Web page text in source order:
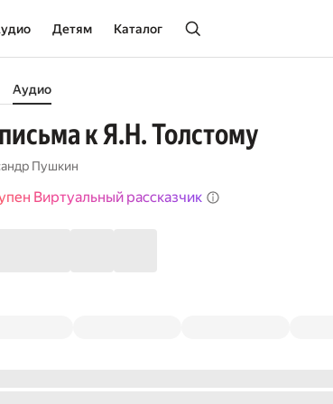
Детям Каталог
Аудио
к Я.Н. Толстому
Пушкин
Виртуальный рассказчик